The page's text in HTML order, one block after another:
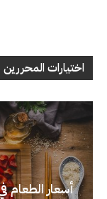
اختيارات المحررين
أسعار الطعام